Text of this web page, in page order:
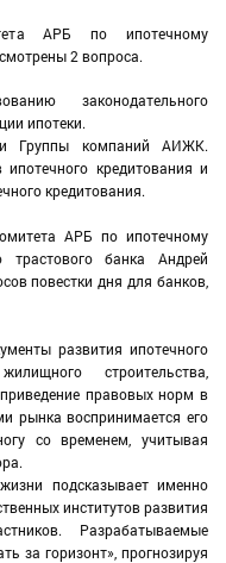
АРБ по ипотечному
2 вопроса.
законодательного
ипотеки.
Группы компаний АИЖК.
кредитования и
кредитования.
АРБ по ипотечному
трастового банка Андрей
повестки дня для банков,
развития ипотечного
строительства,
правовых норм в
рынка воспринимается его
со временем, учитывая
подсказывает именно
институтов развития
Разрабатываемые
за горизонт», прогнозируя